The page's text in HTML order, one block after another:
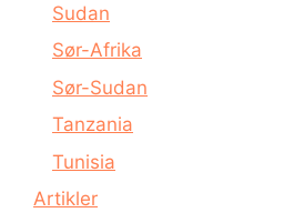
Sudan
Sør-Afrika
Sør-Sudan
Tanzania
Tunisia
Artikler